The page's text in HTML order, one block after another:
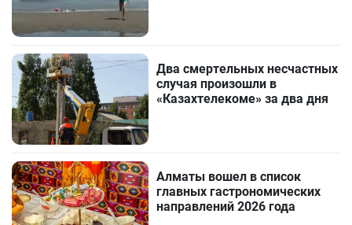
Два смертельных несчастных
случая произошли в
«Казахтелекоме» за два дня
Алматы вошел в список
главных гастрономических
направлений 2026 года